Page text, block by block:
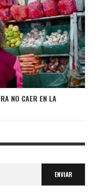
NO CAER EN LA